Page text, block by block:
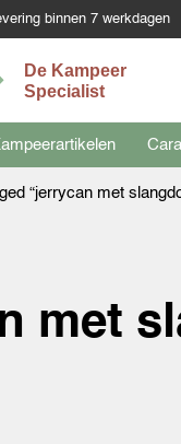
binnen 7 werkdagen
“jerrycan met
met